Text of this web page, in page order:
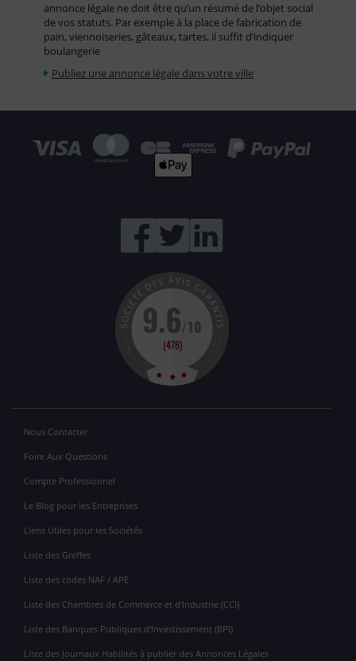
annonce légale ne doit être qu’un résumé de l’objet social
de vos statuts. Par exemple à la place de fabrication de
pain, viennoiseries, gâteaux, tartes, il suffit d’indiquer
boulangerie
Publiez une annonce légale dans votre ville
Nous Contacter
Foire Aux Questions
Compte Professionnel
Le Blog pour les Entreprises
Liens Utiles pour les Sociétés
Liste des Greffes
Liste des codes NAF / APE
Liste des Chambres de Commerce et d'Industrie (CCI)
Liste des Banques Publiques d'Investissement (BPI)
Liste des Journaux Habilités à publier des Annonces Légales